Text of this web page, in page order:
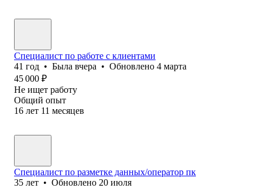
Специалист по работе с клиентами
41 год • Была вчера • Обновлено 4 марта
45 000 ₽
Не ищет работу
Общий опыт
16 лет 11 месяцев
Специалист по разметке данных/оператор пк
35 лет • Обновлено 20 июля